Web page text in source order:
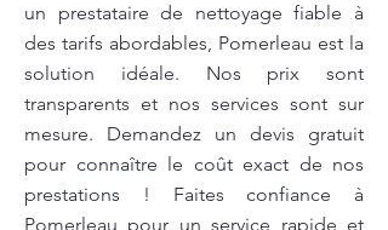
un prestataire de nettoyage fiable à
des tarifs abordables, Pomerleau est la
solution idéale. Nos prix sont
transparents et nos services sont sur
mesure. Demandez un devis gratuit
pour connaître le coût exact de nos
prestations ! Faites confiance à
Pomerleau pour un service rapide et